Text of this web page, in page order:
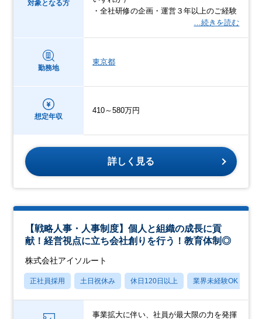
対象となる方
・全社研修の企画・運営３年以上のご経験
…続きを読む
勤務地
東京都
想定年収
410～580万円
詳しく見る
【戦略人事・人事制度】個人と組織の成長に貢
献！経営視点に立ち会社創りを行う！教育体制◎
株式会社アイソルート
正社員採用 土日祝休み 休日120日以上 業界未経験OK
事業拡大に伴い、社員が最大限の力を発揮